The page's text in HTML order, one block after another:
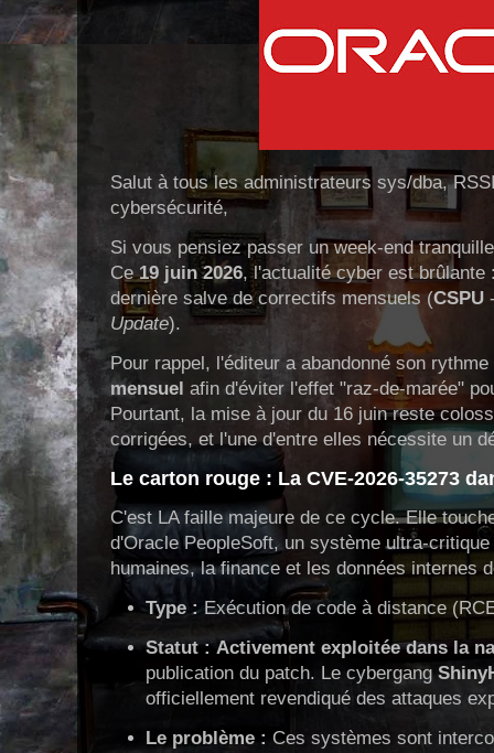
Salut à tous les administrateurs sys/dba,
cybersécurité,
Si vous pensiez passer un week-end
Ce19 juin 2026, l'actualité cyber est
dernière salve de correctifs mensuels (CSPU
Update).
Pour rappel, l'éditeur a abandonné son
mensuel afin d'éviter l'effet "raz-de-marée"
Pourtant, la mise à jour du 16 juin reste
corrigées, et l'une d'entre elles nécessite un
Le carton rouge : La CVE-2026-35273
C'est LA faille majeure de ce cycle. Elle
d'Oracle PeopleSoft, un système ultra-
humaines, la finance et les données internes
Type :Exécution de code à distance
Statut : Activement exploitée dans la
publication du patch. Le cybergang
officiellement revendiqué des attaques
Le problème : Ces systèmes sont